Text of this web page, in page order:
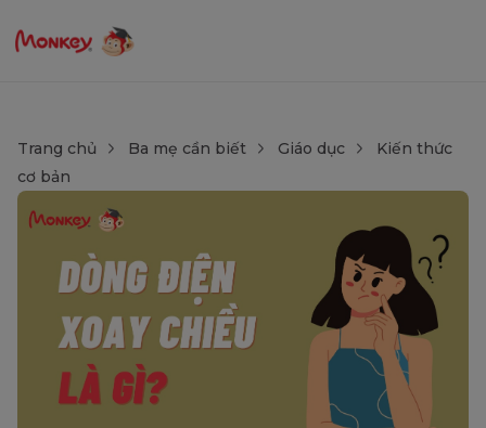
Trang chủ Ba mẹ cần biết Giáo dục
Kiến thức
cơ bản